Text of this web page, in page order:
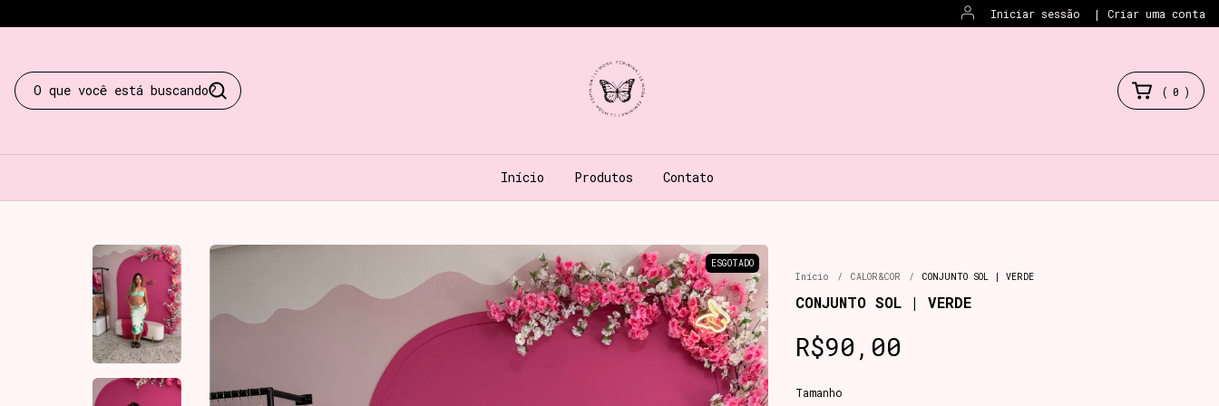
Iniciar sessão | Criar uma conta
( 0 )
Início Produtos Contato
ESGOTADO
Início
/ CALOR&COR / CONJUNTO SOL | VERDE
CONJUNTO SOL | VERDE
R$90,00
Tamanho